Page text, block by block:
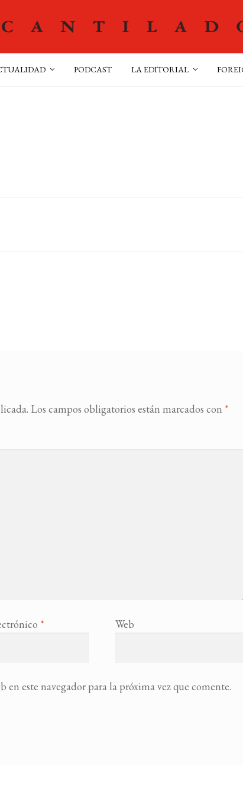
PODCAST LA EDITORIAL
Los campos obligatorios están marcados con *
* Web
este navegador para la próxima vez que comente.